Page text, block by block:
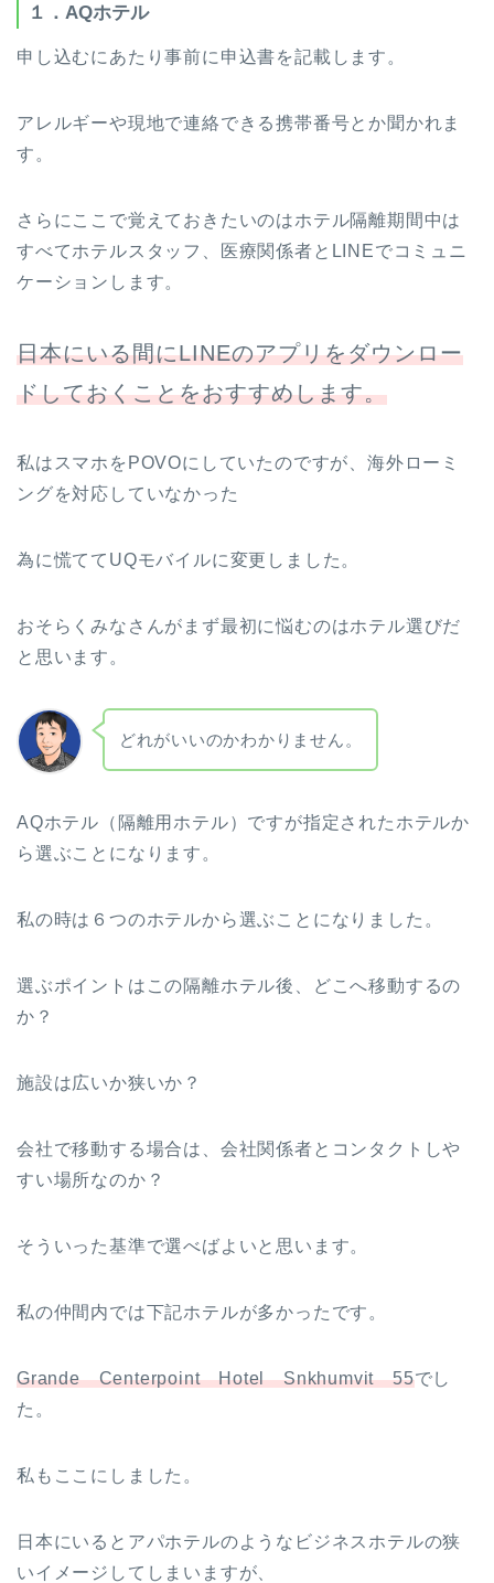
１．AQホテル
申し込むにあたり事前に申込書を記載します。
アレルギーや現地で連絡できる携帯番号とか聞かれま
す。
さらにここで覚えておきたいのはホテル隔離期間中は
すべてホテルスタッフ、医療関係者とLINEでコミュニ
ケーションします。
日本にいる間にLINEのアプリをダウンロー
ドしておくことをおすすめします。
私はスマホをPOVOにしていたのですが、海外ローミ
ングを対応していなかった
為に慌ててUQモバイルに変更しました。
おそらくみなさんがまず最初に悩むのはホテル選びだ
と思います。
どれがいいのかわかりません。
AQホテル（隔離用ホテル）ですが指定されたホテルか
ら選ぶことになります。
私の時は６つのホテルから選ぶことになりました。
選ぶポイントはこの隔離ホテル後、どこへ移動するの
か？
施設は広いか狭いか？
会社で移動する場合は、会社関係者とコンタクトしや
すい場所なのか？
そういった基準で選べばよいと思います。
私の仲間内では下記ホテルが多かったです。
Grande Centerpoint Hotel Snkhumvit 55でし
た。
私もここにしました。
日本にいるとアパホテルのようなビジネスホテルの狭
いイメージしてしまいますが、